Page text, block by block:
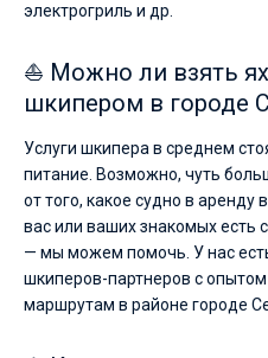
электрогриль и др.
⛵ Можно ли взять
шкипером в городе
Услуги шкипера в среднем
питание. Возможно, чуть
от того, какое судно в аренду
вас или ваших знакомых есть
— мы можем помочь. У нас
шкиперов-партнеров с
маршрутам в районе городе